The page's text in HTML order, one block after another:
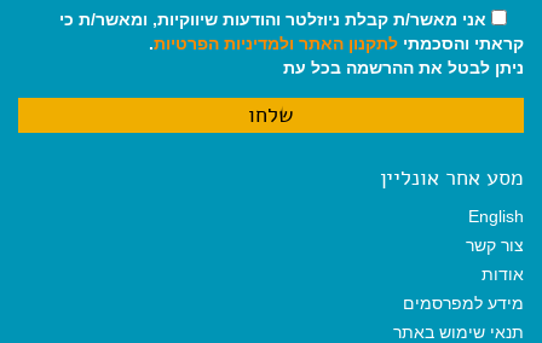
אני מאשר/ת קבלת ניוזלטר והודעות שיווקיות, ומאשר/ת כי
קראתי והסכמתי לתקנון האתר ולמדיניות הפרטיות.
ניתן לבטל את ההרשמה בכל עת
מסע אחר אונליין
English
צור קשר
אודות
מידע למפרסמים
תנאי שימוש באתר